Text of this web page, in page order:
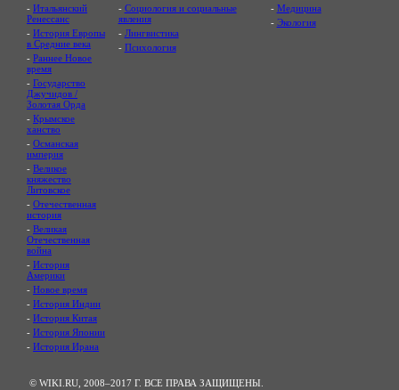
- Итальянский
Ренессанс
- История Европы
в Средние века
- Раннее Новое
время
- Государство
Джучидов /
Золотая Орда
- Крымское
ханство
- Османская
империя
- Великое
княжество
Литовское
- Отечественная
история
- Великая
Отечественная
война
- История
Америки
- Новое время
- История Индии
- История Китая
- История Японии
- История Ирана
- Социология и социальные
явления
- Лингвистика
- Психология
- Медицина
- Экология
© WIKI.RU, 2008–2017 Г. ВСЕ ПРАВА ЗАЩИЩЕНЫ.